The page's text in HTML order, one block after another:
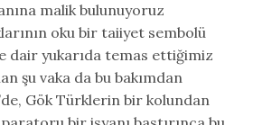
malik bulunuyoruz
oku bir taiiyet sembolü
dair yukarıda temas ettiğimiz
şu vaka da bu bakımdan
Gök Türklerin bir kolundan